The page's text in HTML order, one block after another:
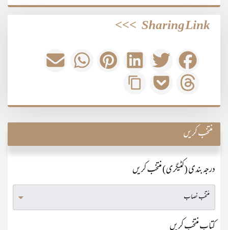
Sharing Link
>>>
منتخب کریں
درجہ بندی (کٹیگری) منتخب کریں